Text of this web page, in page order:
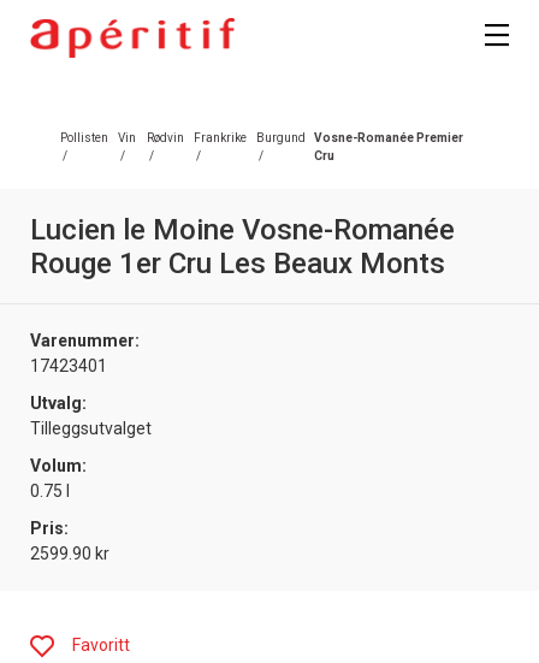
Pollisten
/
Vin
/
Rødvin
/
Frankrike
/
Burgund
/
Vosne-Romanée Premier
Cru
Lucien le Moine Vosne-Romanée
Rouge 1er Cru Les Beaux Monts
Varenummer:
17423401
Utvalg:
Tilleggsutvalget
Volum:
0.75 l
Pris:
2599.90 kr
Favoritt